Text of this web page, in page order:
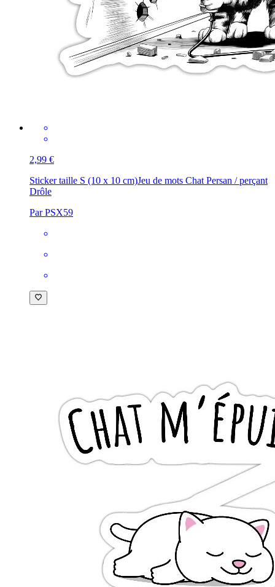
2,99 €
Sticker taille S (10 x 10 cm)Jeu de mots Chat Persan / perçant
Drôle
Par PSX59